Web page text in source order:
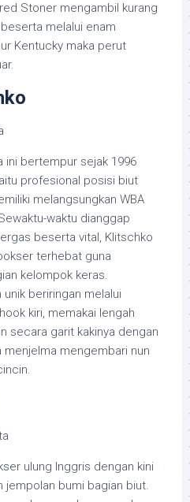
Stoner mengambil kurang
melalui enam
Kentucky maka perut
ini bertempur sejak 1996
profesional posisi biut
melangsungkan WBA
waktu dianggap
beserta vital, Klitschko
terhebat guna
kelompok keras.
unik beriringan melalui
kiri, memakai lengah
secara garit kakinya dengan
mengembari nun
ulung Inggris dengan kini
jempolan bumi bagian biut.